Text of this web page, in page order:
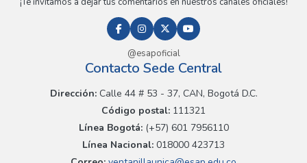
@esapoficial
Contacto Sede Central
Dirección:Calle 44 # 53 - 37, CAN, Bogotá D.C.
Código postal: 111321
Línea Bogotá:(+57) 601 7956110
Línea Nacional: 018000 423713